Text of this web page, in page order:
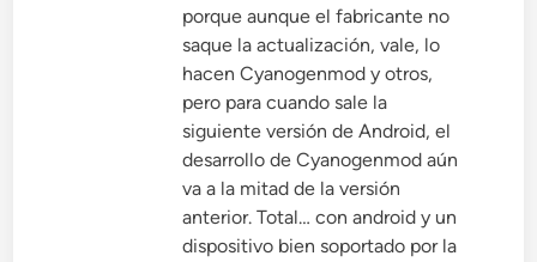
porque aunque el fabricante no
saque la actualización, vale, lo
hacen Cyanogenmod y otros,
pero para cuando sale la
siguiente versión de Android, el
desarrollo de Cyanogenmod aún
va a la mitad de la versión
anterior. Total… con android y un
dispositivo bien soportado por la